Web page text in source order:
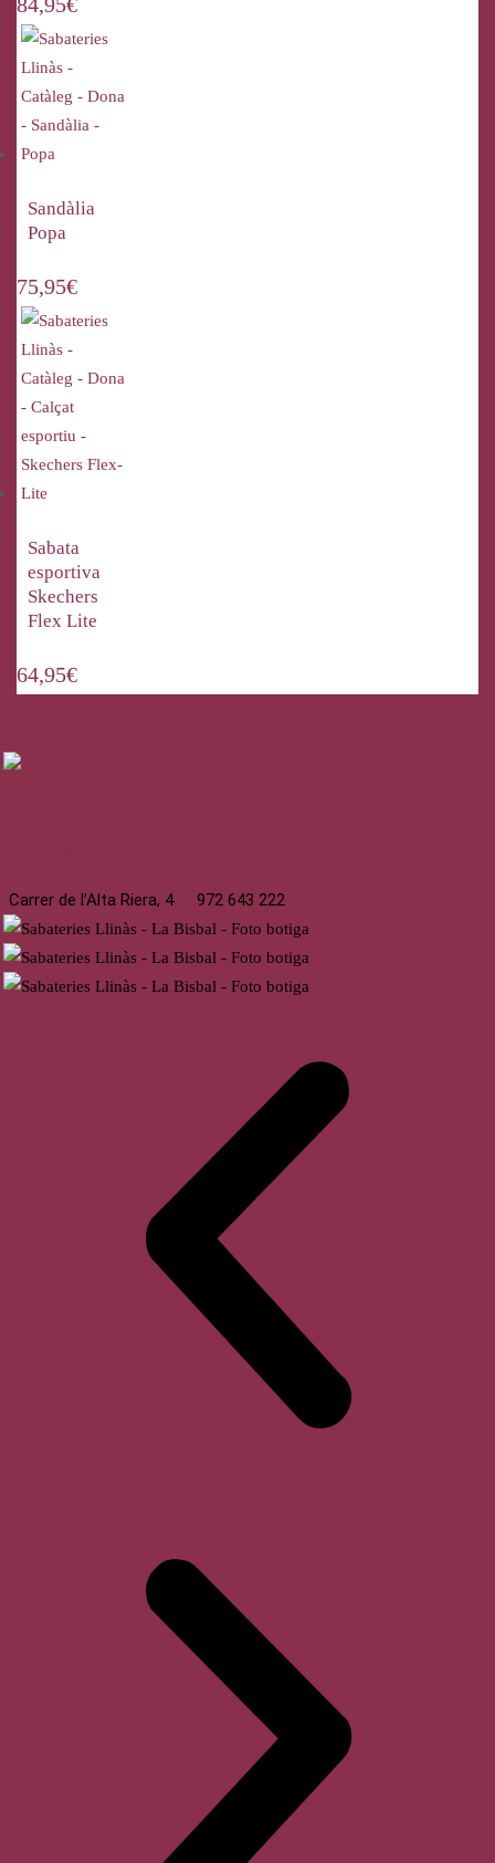
Sandàlia
Popa
75,95€
Sabata
esportiva
Skechers
Flex Lite
64,95€
Carrer de l’Alta Riera, 4 972 643 222